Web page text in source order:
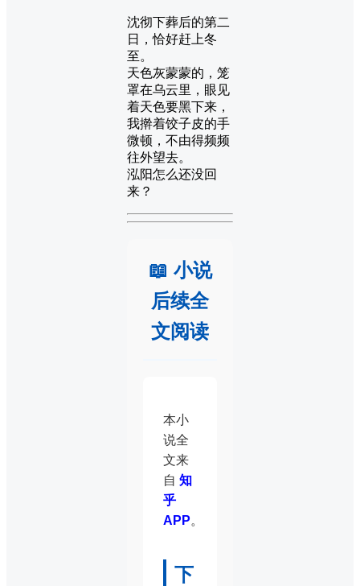
沈彻下葬后的第二
日，恰好赶上冬
至。
天色灰蒙蒙的，笼
罩在乌云里，眼见
着天色要黑下来，
我擀着饺子皮的手
微顿，不由得频频
往外望去。
泓阳怎么还没回
来？
📖 小说
后续全
文阅读
本小
说全
文来
自 知
乎
APP。
下